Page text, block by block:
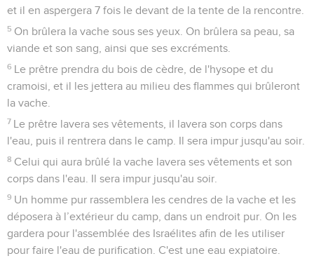
et il en aspergera 7 fois le devant de la tente de la rencontre.
5 On brûlera la vache sous ses yeux. On brûlera sa peau, sa
viande et son sang, ainsi que ses excréments.
6 Le prêtre prendra du bois de cèdre, de l'hysope et du
cramoisi, et il les jettera au milieu des flammes qui brûleront
la vache.
7 Le prêtre lavera ses vêtements, il lavera son corps dans
l'eau, puis il rentrera dans le camp. Il sera impur jusqu'au soir.
8 Celui qui aura brûlé la vache lavera ses vêtements et son
corps dans l'eau. Il sera impur jusqu'au soir.
9 Un homme pur rassemblera les cendres de la vache et les
déposera à l’extérieur du camp, dans un endroit pur. On les
gardera pour l'assemblée des Israélites afin de les utiliser
pour faire l'eau de purification. C'est une eau expiatoire.